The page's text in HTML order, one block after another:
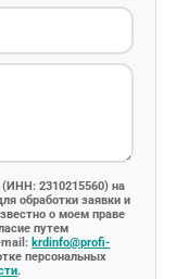
2310215560) на
обработки заявки и
о моем праве
путем
mail: krdinfo@profi-
персональных
.